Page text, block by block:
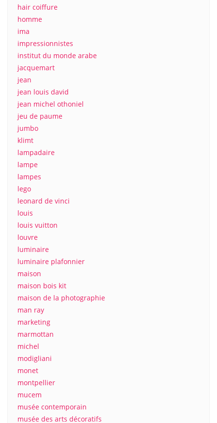
hair coiffure
homme
ima
impressionnistes
institut du monde arabe
jacquemart
jean
jean louis david
jean michel othoniel
jeu de paume
jumbo
klimt
lampadaire
lampe
lampes
lego
leonard de vinci
louis
louis vuitton
louvre
luminaire
luminaire plafonnier
maison
maison bois kit
maison de la photographie
man ray
marketing
marmottan
michel
modigliani
monet
montpellier
mucem
musée contemporain
musée des arts décoratifs